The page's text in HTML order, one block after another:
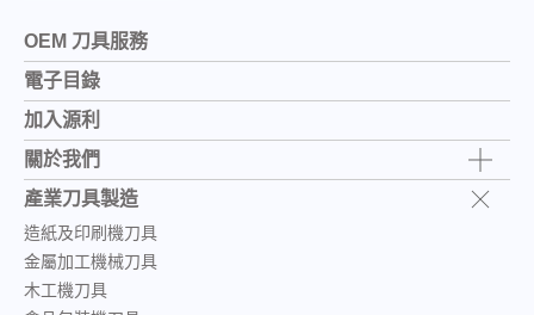
OEM 刀具服務
電子目錄
加入源利
關於我們
產業刀具製造
造紙及印刷機刀具
金屬加工機械刀具
木工機刀具